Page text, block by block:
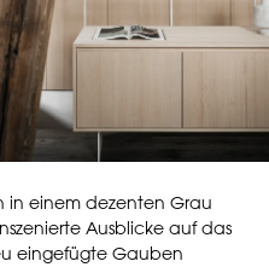
in einem dezenten Grau
Ausblicke auf das
eingefügte Gauben